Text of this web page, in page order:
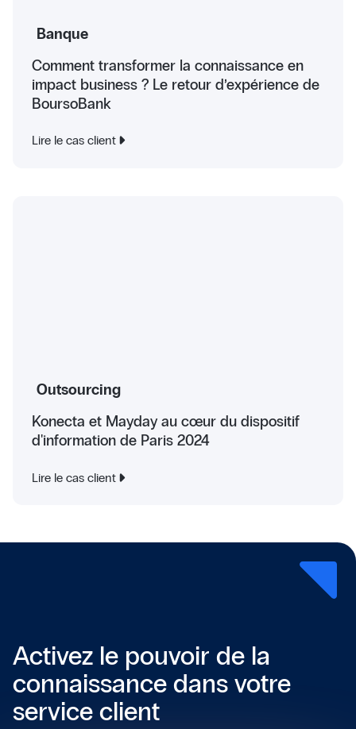
Banque
Comment transformer la connaissance en
impact business ? Le retour d’expérience de
BoursoBank
Lire le cas client
Outsourcing
Konecta et Mayday au cœur du dispositif
d'information de Paris 2024
Lire le cas client
Activez le pouvoir de la
connaissance dans votre
service client